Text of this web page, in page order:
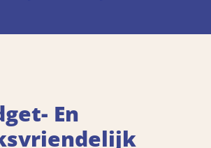
En